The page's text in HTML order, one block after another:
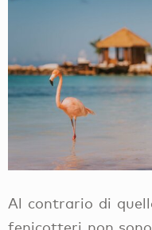
Al contrario di